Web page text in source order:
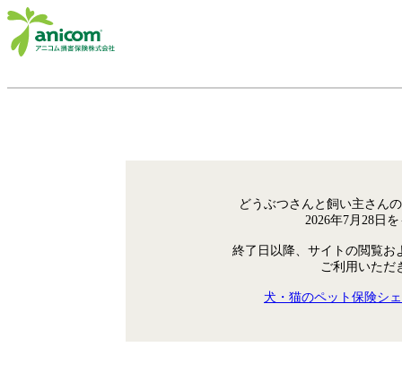
どうぶつさんと飼い主さん
2026年7月28日
終了日以降、サイトの閲覧お
ご利用いただ
犬・猫のペット保険シ